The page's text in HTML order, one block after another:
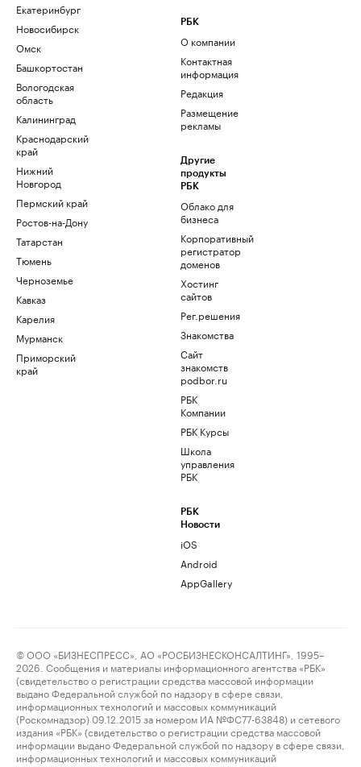
Екатеринбург
Новосибирск
Омск
Башкортостан
Вологодская
область
Калининград
Краснодарский
край
Нижний
Новгород
Пермский край
Ростов-на-Дону
Татарстан
Тюмень
Черноземье
Кавказ
Карелия
Мурманск
Приморский
край
РБК
О компании
Контактная
информация
Редакция
Размещение
рекламы
Другие
продукты
РБК
Облако для
бизнеса
Корпоративный
регистратор
доменов
Хостинг
сайтов
Рег.решения
Знакомства
Сайт
знакомств
podbor.ru
РБК
Компании
РБК Курсы
Школа
управления
РБК
РБК
Новости
iOS
Android
AppGallery
© ООО «БИЗНЕСПРЕСС», АО «РОСБИЗНЕСКОНСАЛТИНГ», 1995–
2026. Сообщения и материалы информационного агентства «РБК»
(свидетельство о регистрации средства массовой информации
выдано Федеральной службой по надзору в сфере связи,
информационных технологий и массовых коммуникаций
(Роскомнадзор) 09.12.2015 за номером ИА №ФС77-63848) и сетевого
издания «РБК» (свидетельство о регистрации средства массовой
информации выдано Федеральной службой по надзору в сфере связи,
информационных технологий и массовых коммуникаций